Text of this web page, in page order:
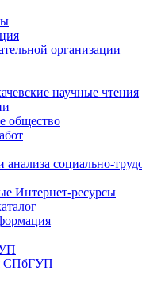
организации
научные чтения
общество
социально-
Интернет-ресурсы
СПбГУП